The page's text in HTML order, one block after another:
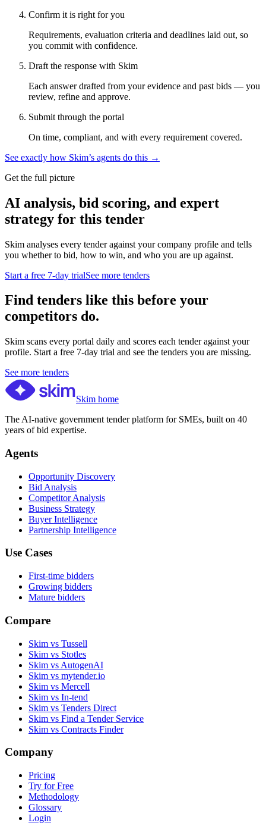
Confirm it is right for you
Requirements, evaluation criteria and deadlines laid out, so
you commit with confidence.
Draft the response with Skim
Each answer drafted from your evidence and past bids — you
review, refine and approve.
Submit through the portal
On time, compliant, and with every requirement covered.
See exactly how Skim’s agents do this →
Get the full picture
AI analysis, bid scoring, and expert
strategy for this tender
Skim analyses every tender against your company profile and tells
you whether to bid, how to win, and who you are up against.
Start a free 7-day trialSee more tenders
Find tenders like this before your
competitors do.
Skim scans every portal daily and scores each tender against your
profile. Start a free 7-day trial and see the tenders you are missing.
See more tenders
Skim home
The AI-native government tender platform for SMEs, built on 40
years of bid expertise.
Agents
Opportunity Discovery
Bid Analysis
Competitor Analysis
Business Strategy
Buyer Intelligence
Partnership Intelligence
Use Cases
First-time bidders
Growing bidders
Mature bidders
Compare
Skim vs Tussell
Skim vs Stotles
Skim vs AutogenAI
Skim vs mytender.io
Skim vs Mercell
Skim vs In-tend
Skim vs Tenders Direct
Skim vs Find a Tender Service
Skim vs Contracts Finder
Company
Pricing
Try for Free
Methodology
Glossary
Login